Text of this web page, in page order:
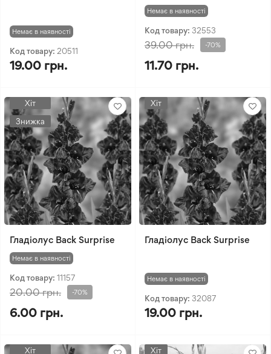
Немає в наявності
Код товару: 20511
19.00 грн.
Немає в наявності
Код товару: 32553
39.00 грн. -70%
11.70 грн.
Хіт
Знижка
Гладіолус Back Surprise
Немає в наявності
Код товару: 11157
20.00 грн. -70%
6.00 грн.
Хіт
Гладіолус Back Surprise
Немає в наявності
Код товару: 32087
19.00 грн.
Хіт
Хіт